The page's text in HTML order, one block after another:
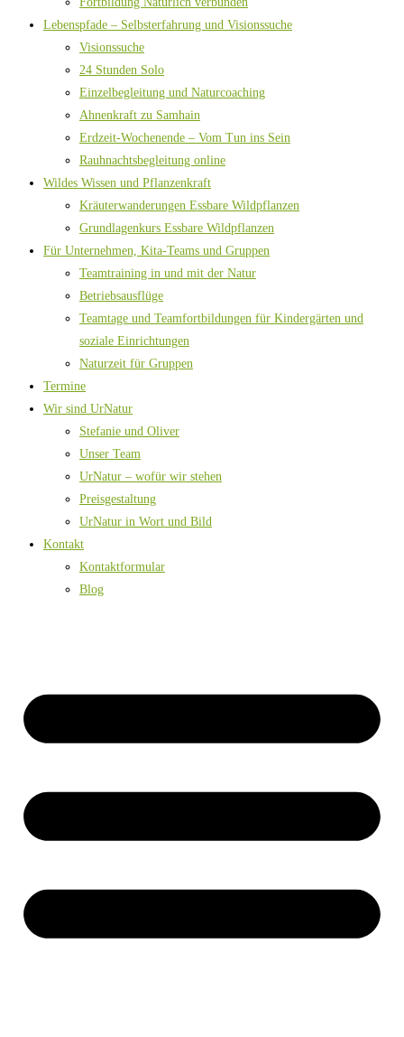
Lebenspfade – Selbsterfahrung und Visionssuche
Visionssuche
24 Stunden Solo
Einzelbegleitung und Naturcoaching
Ahnenkraft zu Samhain
Erdzeit-Wochenende – Vom Tun ins Sein
Rauhnachtsbegleitung online
Wildes Wissen und Pflanzenkraft
Kräuterwanderungen Essbare Wildpflanzen
Grundlagenkurs Essbare Wildpflanzen
Für Unternehmen, Kita-Teams und Gruppen
Teamtraining in und mit der Natur
Betriebsausflüge
Teamtage und Teamfortbildungen für Kindergärten und
soziale Einrichtungen
Naturzeit für Gruppen
Termine
Wir sind UrNatur
Stefanie und Oliver
Unser Team
UrNatur – wofür wir stehen
Preisgestaltung
UrNatur in Wort und Bild
Kontakt
Kontaktformular
Blog